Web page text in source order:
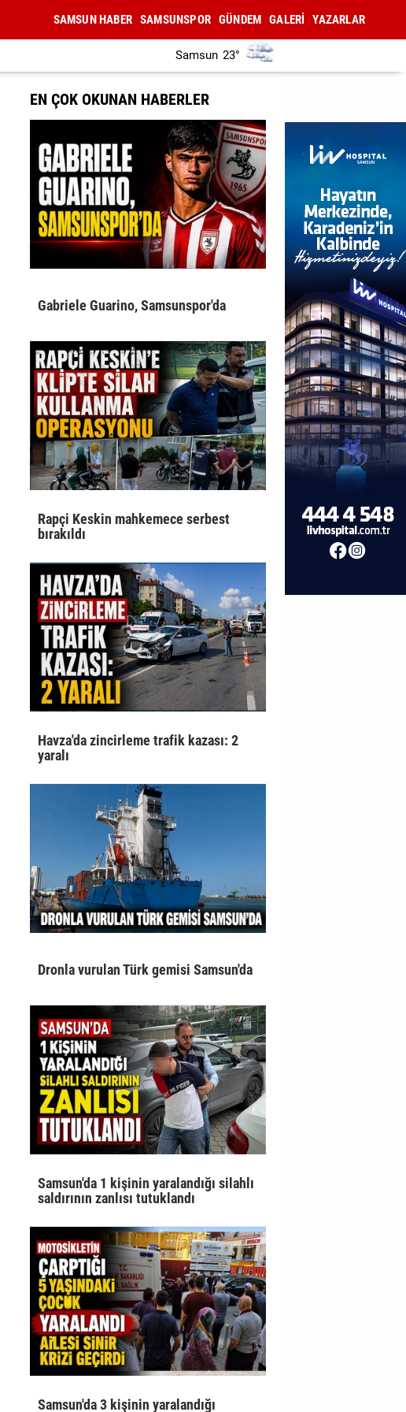
SAMSUN HABER SAMSUNSPOR GÜNDEM GALERİ YAZARLAR
Samsun 23°
EN ÇOK OKUNAN HABERLER
Gabriele Guarino, Samsunspor'da
Rapçi Keskin mahkemece serbest
bırakıldı
Havza'da zincirleme trafik kazası: 2
yaralı
Dronla vurulan Türk gemisi Samsun'da
Samsun'da 1 kişinin yaralandığı silahlı
saldırının zanlısı tutuklandı
Samsun'da 3 kişinin yaralandığı